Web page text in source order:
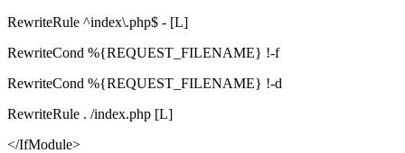
RewriteRule ^index\.php$ - [L]
RewriteCond %{REQUEST_FILENAME} !-f
RewriteCond %{REQUEST_FILENAME} !-d
RewriteRule . /index.php [L]
</IfModule>